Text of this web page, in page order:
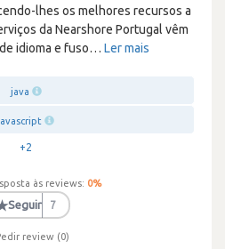
lhes os melhores recursos a
da Nearshore Portugal vêm
idioma e fuso… Ler mais
java
+2
às reviews: 0%
Seguir 7
review (0)